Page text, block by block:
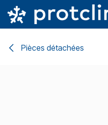
Se rendre au contenu
Pièces détachées